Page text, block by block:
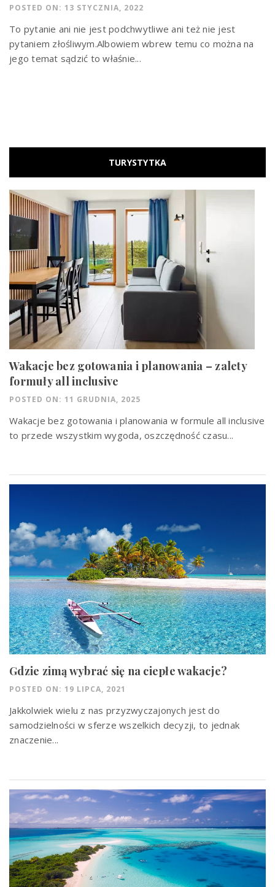
POSTED ON: 13 STYCZNIA, 2022
To pytanie ani nie jest podchwytliwe ani też nie jest
pytaniem złośliwym.Albowiem wbrew temu co można na
jego temat sądzić to właśnie...
TURYSTYTKA
Wakacje bez gotowania i planowania – zalety
formuły all inclusive
POSTED ON: 11 GRUDNIA, 2025
Wakacje bez gotowania i planowania w formule all inclusive
to przede wszystkim wygoda, oszczędność czasu...
Gdzie zimą wybrać się na ciepłe wakacje?
POSTED ON: 19 LIPCA, 2021
Jakkolwiek wielu z nas przyzwyczajonych jest do
samodzielności w sferze wszelkich decyzji, to jednak
znaczenie...